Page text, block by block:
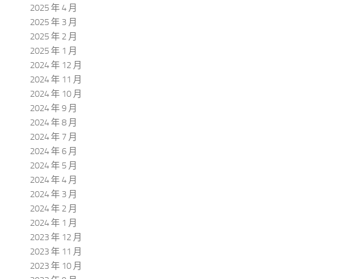
2025 年 4 月
2025 年 3 月
2025 年 2 月
2025 年 1 月
2024 年 12 月
2024 年 11 月
2024 年 10 月
2024 年 9 月
2024 年 8 月
2024 年 7 月
2024 年 6 月
2024 年 5 月
2024 年 4 月
2024 年 3 月
2024 年 2 月
2024 年 1 月
2023 年 12 月
2023 年 11 月
2023 年 10 月